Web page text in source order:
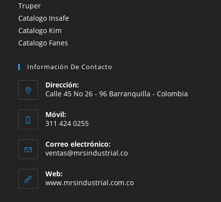
Truper
Catalogo Insafe
Catalogo Kim
Catalogo Fanes
Información De Contacto
Dirección:
Calle 45 No 26 - 96 Barranquilla - Colombia
Móvil:
311 424 0255
Correo electrónico:
ventas@mrsindustrial.co
Web:
www.mrsindustrial.com.co